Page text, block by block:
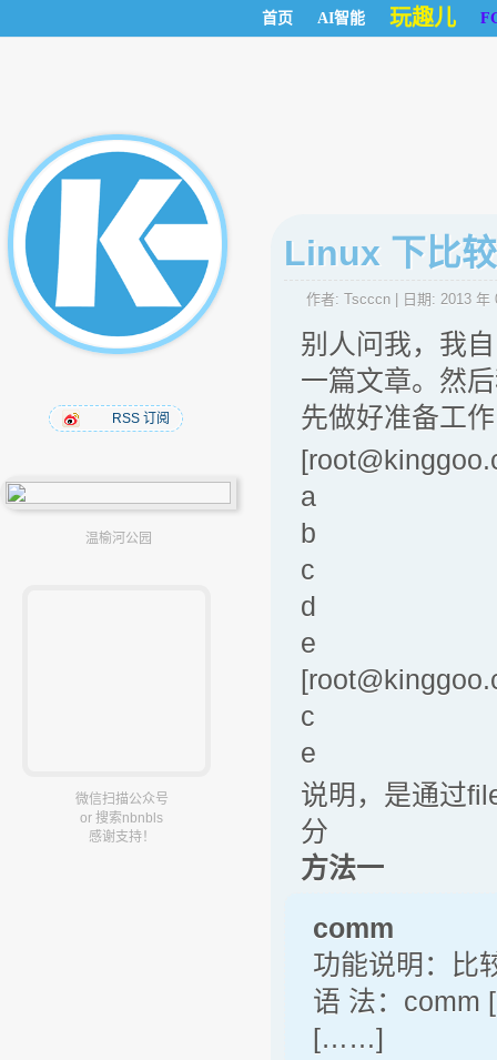
首页 AI智能 玩趣儿
RSS 订阅
温榆河公园
微信扫描公众号
or 搜索nbnbls
感谢支持！
Linux 下比
作者: Tscccn | 日期: 2013 年
别人问我，我
一篇文章。然
先做好准备工
a
b
c
d
e
c
e
说明，是通过
分
方法一
comm
功能说明：比
语 法：comm
[……]